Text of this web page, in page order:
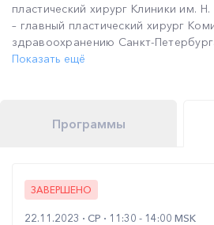
пластический хирург Клиники им.
– главный пластический хирург
здравоохранению Санкт-
Показать ещё
Программы
ЗАВЕРШЕНО
22.11.2023 СР 11:30 - 14:00 MSK